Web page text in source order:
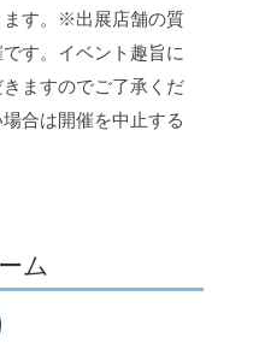
す。
※出展店舗の質
す。イベント趣旨に
ますのでご了承くだ
合は開催を中止する
ム